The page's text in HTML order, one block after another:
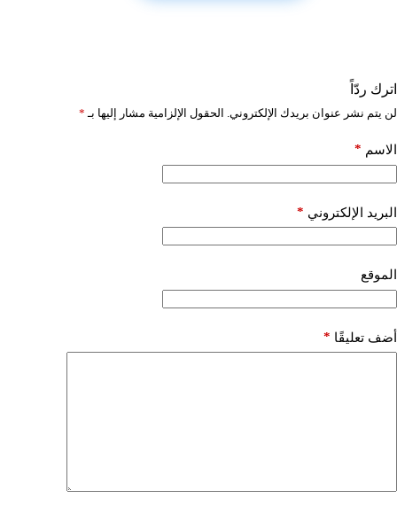
اترك ردّاً
لن يتم نشر عنوان بريدك الإلكتروني. الحقول الإلزامية مشار إليها بـ *
الاسم *
البريد الإلكتروني *
الموقع
أضف تعليقًا *